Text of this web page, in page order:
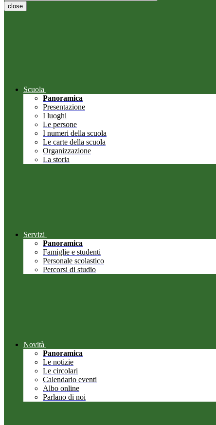
close
Scuola
Panoramica
Presentazione
I luoghi
Le persone
I numeri della scuola
Le carte della scuola
Organizzazione
La storia
Servizi
Panoramica
Famiglie e studenti
Personale scolastico
Percorsi di studio
Novità
Panoramica
Le notizie
Le circolari
Calendario eventi
Albo online
Parlano di noi